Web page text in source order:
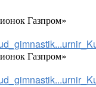
Газпром»
Газпром»